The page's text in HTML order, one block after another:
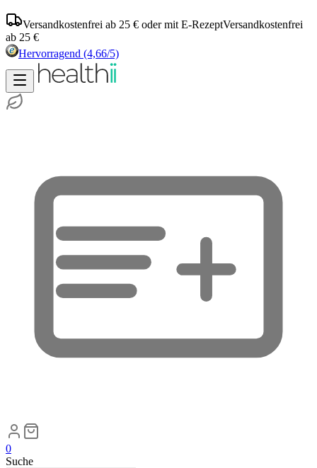
Versandkostenfrei ab 25 € oder mit E-RezeptVersandkostenfrei
ab 25 €
Hervorragend (4,66/5)
0
Suche